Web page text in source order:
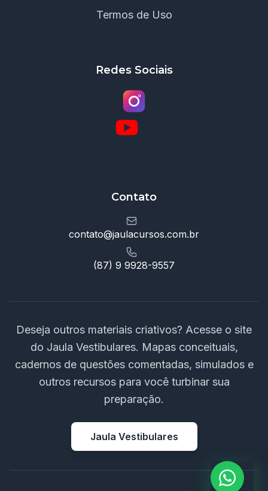
Termos de Uso
Redes Sociais
Contato
contato@jaulacursos.com.br
(87) 9 9928-9557
Deseja outros materiais criativos? Acesse o site
do Jaula Vestibulares. Mapas conceituais,
cadernos de questões comentadas, simulados e
outros recursos para você turbinar sua
preparação.
Jaula Vestibulares